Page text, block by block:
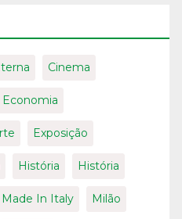
Cinema
Economia
Exposição
História História
Made In Italy Milão